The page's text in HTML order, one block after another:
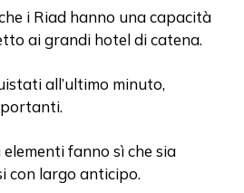
i Riad hanno una capacità
ai grandi hotel di catena.
all’ultimo minuto,
fanno sì che sia
con largo anticipo.